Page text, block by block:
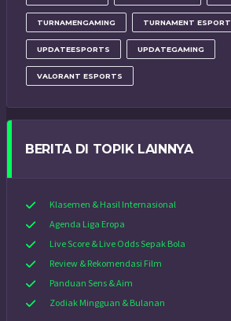
TURNAMENGAMING TURNAMENT ESPORT
UPDATEESPORTS UPDATEGAMING
VALORANT ESPORTS
BERITA DI TOPIK LAINNYA
Klasemen & Hasil Internasional
Agenda Liga Eropa
Live Score & Live Odds Sepak Bola
Review & Rekomendasi Film
Panduan Sens & Aim
Zodiak Mingguan & Bulanan